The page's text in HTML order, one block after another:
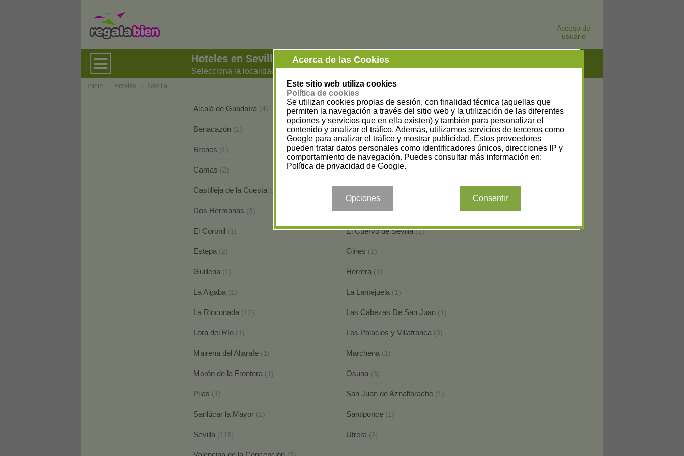
Acceso de
usuario
Hoteles en Sevilla
Selecciona la localidad
Acerca de las Cookies
Este sitio web utiliza cookies
Política de cookies
Se utilizan cookies propias de sesión, con finalidad técnica (aquellas que
permiten la navegación a través del sitio web y la utilización de las diferentes
opciones y servicios que en ella existen) y también para personalizar el
contenido y analizar el tráfico. Además, utilizamos servicios de terceros como
Google para analizar el tráfico y mostrar publicidad. Estos proveedores
pueden tratar datos personales como identificadores únicos, direcciones IP y
comportamiento de navegación. Puedes consultar más información en:
Política de privacidad de Google.
Opciones Consentir
Inicio Hoteles Sevilla
Alcalá de Guadaíra (4) Alcalá del Río(1)
Benacazón (1) Bormujos(1)
Brenes (1) Burguillos(1)
Camas (2) Carmona(7)
Castilleja de la Cuesta (1)
Dos Hermanas (3) Écija(7)
El Coronil (1) El Cuervo de Sevilla(1)
Estepa (2) Gines (1)
Guillena (1) Herrera (1)
La Algaba (1) La Lantejuela (1)
La Rinconada (12) Las Cabezas De San Juan (1)
Lora del Río (1) Los Palacios y Villafranca (3)
Mairena del Aljarafe (1) Marchena (1)
Morón de la Frontera (1) Osuna (3)
Pilas (1) San Juan de Aznalfarache (1)
Sanlúcar la Mayor (1) Santiponce (1)
Sevilla (115) Utrera (2)